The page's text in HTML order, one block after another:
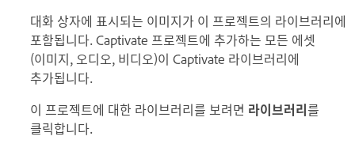
대화 상자에 표시되는 이미지가 이 프로젝트의 라이브러리에
포함됩니다. Captivate 프로젝트에 추가하는 모든 에셋
(이미지, 오디오, 비디오)이 Captivate 라이브러리에
추가됩니다.
이 프로젝트에 대한 라이브러리를 보려면 라이브러리를
클릭합니다.